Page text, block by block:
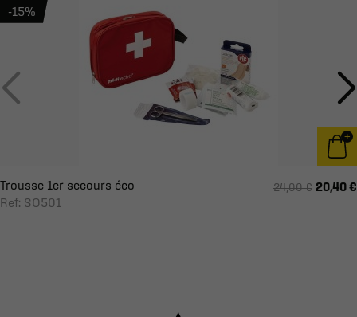
Trousse 1er secours éco
Ref: SO501
24,00 € 20,40 €
-15%